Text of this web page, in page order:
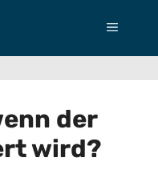
Menü
der
wird?